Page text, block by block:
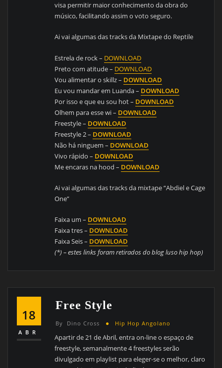
visa permitir maior conhecimento da obra do
músico, facilitando assim o voto seguro.
Ai vai algumas das tracks da Mixtape do Reptile
Estrela de rock – DOWNLOAD
Preto com atitude – DOWNLOAD
Vou alimentar o skillz – DOWNLOAD
Eu vou mandar em Luanda – DOWNLOAD
Por isso e que eu sou hot – DOWNLOAD
Olhem para esse wi – DOWNLOAD
Freestyle – DOWNLOAD
Freestyle 2 – DOWNLOAD
Não há ninguem – DOWNLOAD
Vivo rápido – DOWNLOAD
Me encaras na hood – DOWNLOAD
Ai vai algumas das tracks da mixtape “Abdiel e Cage
One”
Faixa um – DOWNLOAD
Faixa tres – DOWNLOAD
Faixa Seis – DOWNLOAD
(*) – estes links foram retirados do blog luso hip hop)
18
ABR
Free Style
By Dino Cross Hip Hop Angolano
Apartir de 21 de Abril, entra on-line o espaço de
freestyle, semanalmente 4 freestyles serão
divulgado em playlist para eleger-se o melhor, claro